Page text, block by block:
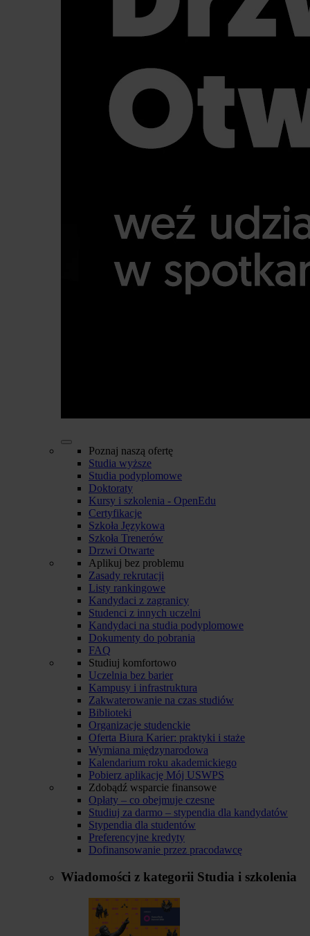
Poznaj naszą ofertę
Studia wyższe
Studia podyplomowe
Doktoraty
Kursy i szkolenia - OpenEdu
Certyfikacje
Szkoła Językowa
Szkoła Trenerów
Drzwi Otwarte
Aplikuj bez problemu
Zasady rekrutacji
Listy rankingowe
Kandydaci z zagranicy
Studenci z innych uczelni
Kandydaci na studia podyplomowe
Dokumenty do pobrania
FAQ
Studiuj komfortowo
Uczelnia bez barier
Kampusy i infrastruktura
Zakwaterowanie na czas studiów
Biblioteki
Organizacje studenckie
Oferta Biura Karier: praktyki i staże
Wymiana międzynarodowa
Kalendarium roku akademickiego
Pobierz aplikację Mój USWPS
Zdobądź wsparcie finansowe
Opłaty – co obejmuje czesne
Studiuj za darmo – stypendia dla kandydatów
Stypendia dla studentów
Preferencyjne kredyty
Dofinansowanie przez pracodawcę
Wiadomości z kategorii Studia i szkolenia